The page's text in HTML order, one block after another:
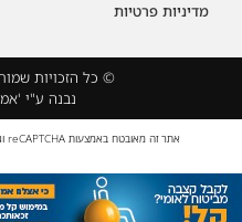
מדיניות פרטיות
© כל הזכויות
נבנה ע"י
אתר זה מאובטח באמצעות reCAPTCHA וגוגל בכפוף